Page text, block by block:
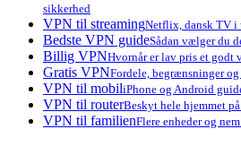
sikkerhed
VPN til streamingNetflix, dansk TV i
Bedste VPN guideSådan vælger du
Billig VPNHvornår er lav pris et godt
Gratis VPNFordele, begrænsninger
VPN til mobiliPhone og Android
VPN til routerBeskyt hele hjemmet
VPN til familienFlere enheder og